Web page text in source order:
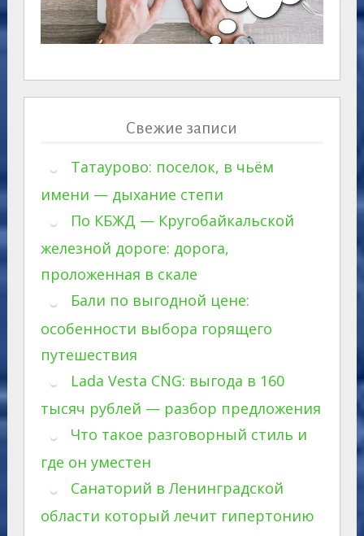
Свежие записи
Татаурово: поселок, в чьём
имени — дыхание степи
По КБЖД — Кругобайкальской
железной дороге: дорога,
проложенная в скале
Бали по выгодной цене:
особенности выбора горящего
путешествия
Lada Vesta CNG: выгода в 160
тысяч рублей — разбор предложения
Что такое разговорный стиль и
где он уместен
Санаторий в Ленинградской
области который лечит гипертонию